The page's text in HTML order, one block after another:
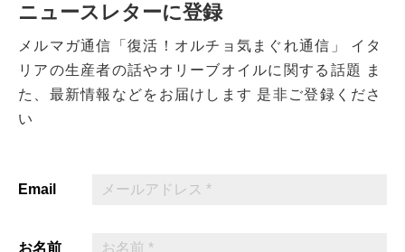
ニュースレターに登録
メルマガ通信「復活！オルチョ気まぐれ通信」
イタ
リアの生産者の話やオリーブオイルに関する話題
ま
た、最新情報などをお届けします 是非ご登録くださ
い
Email
お名前